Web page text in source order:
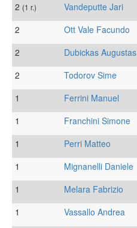
2 (1 r.) Vandeputte Jari
2
Ott Vale Facundo
2
Dubickas Augustas
2
Todorov Sime
1
Ferrini Manuel
1
Franchini Simone
1
Perri Matteo
1
Mignanelli Daniele
1
Melara Fabrizio
1
Vassallo Andrea